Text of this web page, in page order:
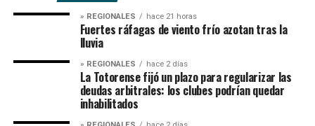
» REGIONALES hace 21 horas
Fuertes ráfagas de viento frío azotan tras la
lluvia
» REGIONALES hace 2 días
La Totorense fijó un plazo para regularizar las
deudas arbitrales: los clubes podrían quedar
inhabilitados